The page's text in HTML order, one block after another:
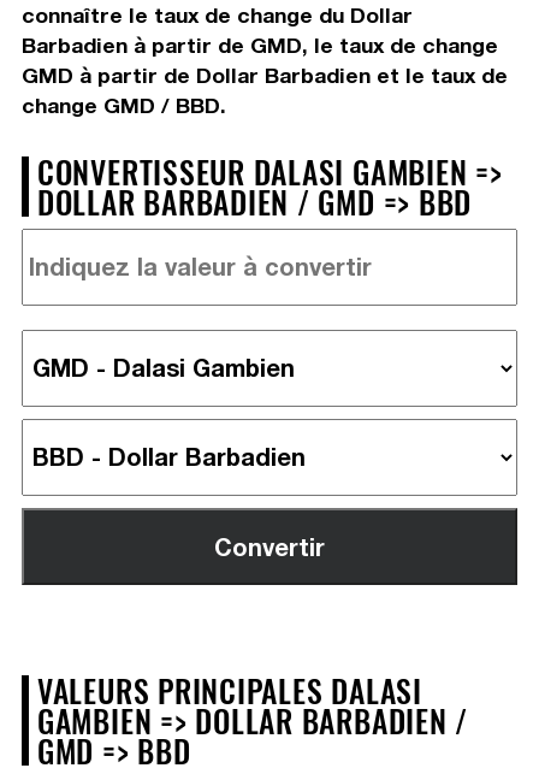
connaître le taux de change du Dollar
Barbadien à partir de GMD, le taux de change
GMD à partir de Dollar Barbadien et le taux de
change GMD / BBD.
CONVERTISSEUR DALASI GAMBIEN =>
DOLLAR BARBADIEN / GMD => BBD
VALEURS PRINCIPALES DALASI
GAMBIEN => DOLLAR BARBADIEN /
GMD => BBD